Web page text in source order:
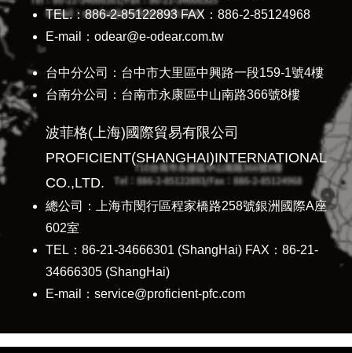
TEL.：886-2-85122893 FAX：886-2-85124968
E-mail：odear@e-odear.com.tw
台中分公司：台中市大里區中興路一段159-1號4樓
台南分公司：台南市永康區中山南路366號8樓
波菲格(上海)國際貿易有限公司
PROFICIENT(SHANGHAI)INTERNATIONAL
CO.,LTD.
總公司：上海市閔行區程家橋路258號銀洲國際A座
602室
TEL：86-21-34666301 (ShangHai) FAX：86-21-
34666305 (ShangHai)
E-mail：service@proficient-pfc.com